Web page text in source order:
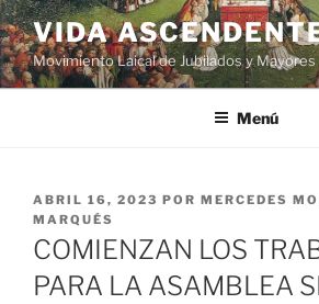
VIDA
Movimiento Laical de Jubilados y Mayores
Menú
ABRIL 16, 2023 POR MERCEDES
MARQUÉS
COMIENZAN LOS
PARA LA ASAMBLEA